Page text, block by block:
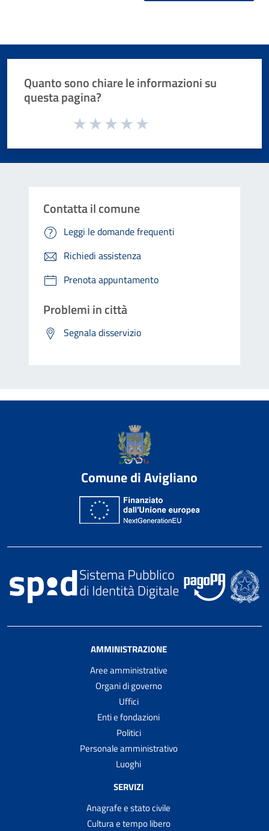
Quanto sono chiare le informazioni su
questa pagina?
Valuta da 1 a 5 stelle la pagina
Contatta il comune
Leggi le domande frequenti
Richiedi assistenza
Prenota appuntamento
Problemi in città
Segnala disservizio
Comune di Avigliano
AMMINISTRAZIONE
Aree amministrative
Organi di governo
Uffici
Enti e fondazioni
Politici
Personale amministrativo
Luoghi
SERVIZI
Anagrafe e stato civile
Cultura e tempo libero